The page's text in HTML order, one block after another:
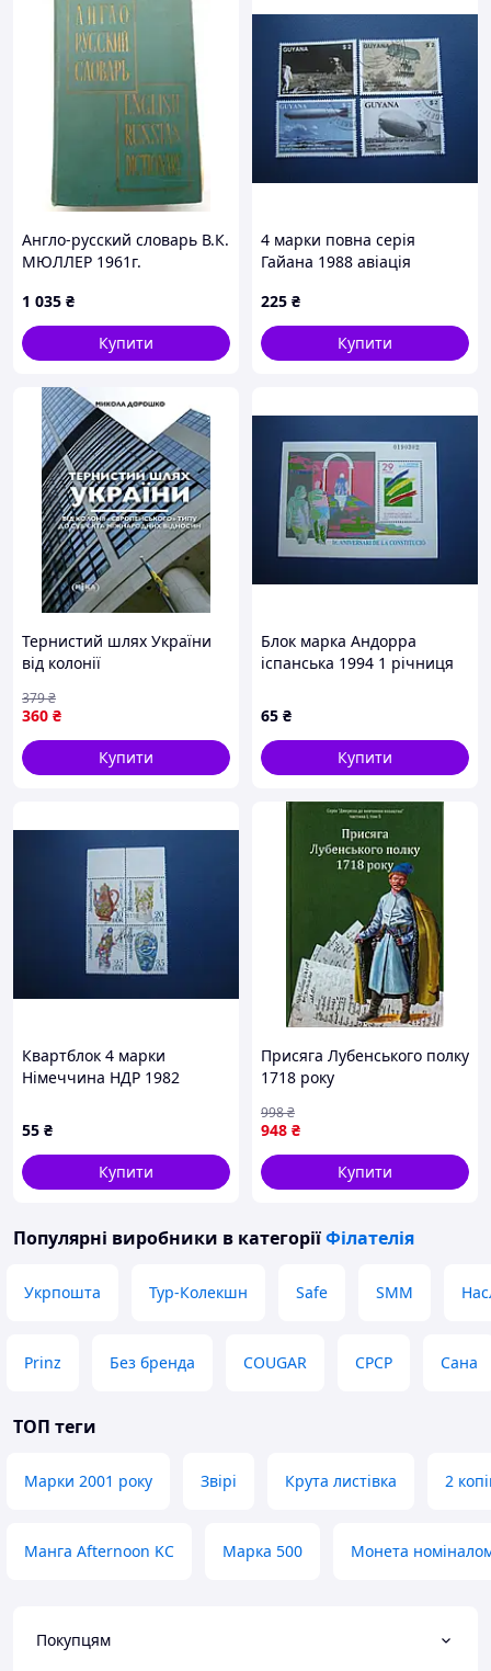
Англо-русский словарь В.К.
МЮЛЛЕР 1961г.
1 035 ₴
Купити
4 марки повна серія
Гайана 1988 авіація
7 $
225 ₴
Купити
Тернистий шлях України
від колонії
суб’єкта міжнародних
відносин
360 ₴
379₴
Купити
Блок марка Андорра
іспанська 1994 1 річниця
65 ₴
Купити
Квартблок 4 марки
Німеччина НДР 1982
Мейсен СГ спецгасіння
55 ₴
Купити
Присяга Лубенського полку
1718 року
948 ₴
998₴
Купити
Популярні виробники в категоріїФілателія
Укрпошта Тур-Колекшн Safe SMM
Prinz Без бренда COUGAR СРСР Сана
ТОП теги
Марки 2001 року Звірі Крута листівка 2
Манга Afternoon KC Марка 500 Монета
Покупцям